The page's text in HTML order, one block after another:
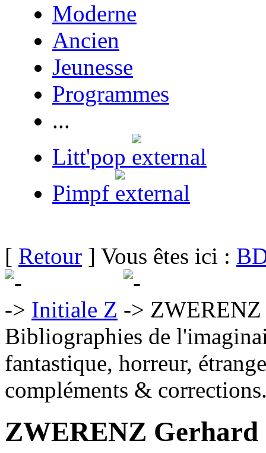
Moderne
Ancien
Jeunesse
Programmes
...
Litt'pop
Pimpf
[ Retour ] Vous êtes ici :
Initiale Z
ZWERENZ
Bibliographies de
fantastique, horreur,
compléments &
ZWERENZ Gerhard